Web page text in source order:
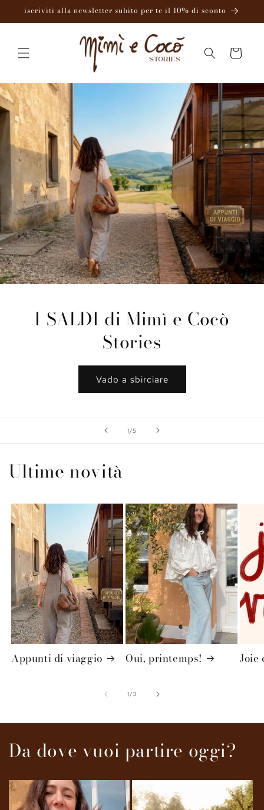
direttamente
ai contenuti
iscriviti alla newsletter subito per te il 10% di sconto
Carrello
I SALDI di Mimì e Cocò
Stories
Vado a sbirciare
1/su
5
Ultime novità
Appunti di viaggio Oui, printemps! Joie
1/su
3
Da dove vuoi partire oggi?